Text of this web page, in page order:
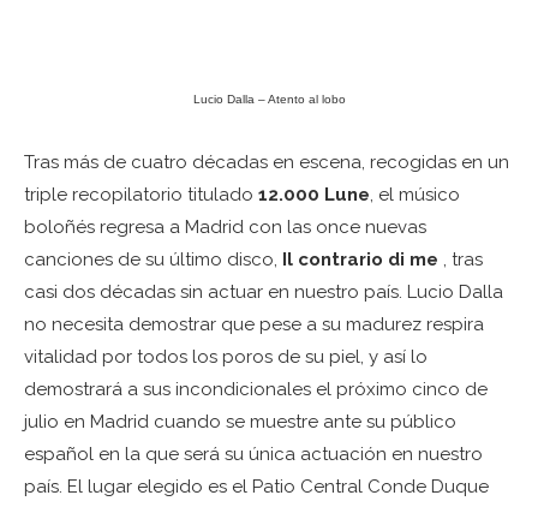
Lucio Dalla – Atento al lobo
Tras más de cuatro décadas en escena, recogidas en un
triple recopilatorio titulado 12.000 Lune, el músico
boloñés regresa a Madrid con las once nuevas
canciones de su último disco, Il contrario di me , tras
casi dos décadas sin actuar en nuestro país. Lucio Dalla
no necesita demostrar que pese a su madurez respira
vitalidad por todos los poros de su piel, y así lo
demostrará a sus incondicionales el próximo cinco de
julio en Madrid cuando se muestre ante su público
español en la que será su única actuación en nuestro
país. El lugar elegido es el Patio Central Conde Duque